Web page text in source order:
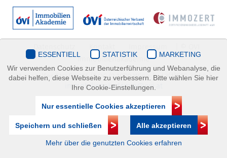
Immobilienakademie
Mariahilfer Straße 116/2.OG/2 1070 Wien | +43(1)505 32 50 |
immobilienakademie@ovi.at
ESSENTIELL STATISTIK
MARKETING
Wir verwenden Cookies zur Benutzerführung und Webanalyse, die
dabei helfen, diese Webseite zu verbessern. Bitte wählen Sie hier
Ihre Cookie-Einstellungen.
Nur essentielle Cookies akzeptieren
Speichern und schließen Alle akzeptieren
Mehr über die genutzten Cookies erfahren